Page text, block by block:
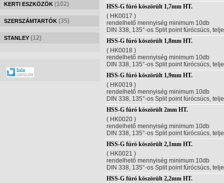
KERTI ESZKÖZÖK (102)
SZERSZÁMTARTÓK (35)
STANLEY (12)
HSS-G fúró köszörült 1,7mm HT.
( HK0017 )
rendelhető mennyiség minimum 10db
DIN 338, 135°-os Split point fúrócsúcs,
HSS-G fúró köszörült 1,8mm HT.
( HK0018 )
rendelhető mennyiség minimum 10db
DIN 338, 135°-os Split point fúrócsúcs,
HSS-G fúró köszörült 1,9mm HT.
( HK0019 )
rendelhető mennyiség minimum 10db
DIN 338, 135°-os Split point fúrócsúcs,
HSS-G fúró köszörült 2mm HT.
( HK0020 )
rendelhető mennyiség minimum 10db
DIN 338, 135°-os Split point fúrócsúcs,
HSS-G fúró köszörült 2,1mm HT.
( HK0021 )
rendelhető mennyiség minimum 10db
DIN 338, 135°-os Split point fúrócsúcs,
HSS-G fúró köszörült 2,2mm HT.